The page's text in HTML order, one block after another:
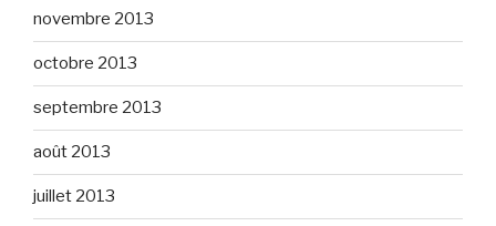
novembre 2013
octobre 2013
septembre 2013
août 2013
juillet 2013